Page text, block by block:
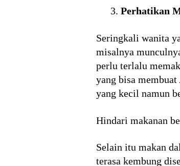
Perhatikan
Seringkali wanita
misalnya
perlu terlalu
yang bisa
yang kecil namun
Hindari makanan
Selain itu makan
terasa kembung